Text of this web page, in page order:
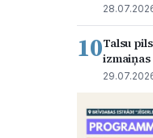
10Talsu
izmaiņas